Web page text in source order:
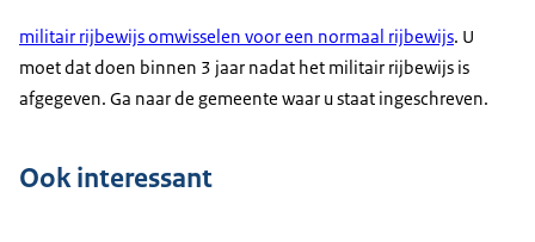
militair rijbewijs omwisselen voor een normaal rijbewijs. U
moet dat doen binnen 3 jaar nadat het militair rijbewijs is
afgegeven. Ga naar de gemeente waar u staat ingeschreven.
Ook interessant